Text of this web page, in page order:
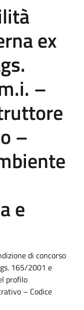
ex
–
–
e
di concorso
165/2001 e
profilo
– Codice